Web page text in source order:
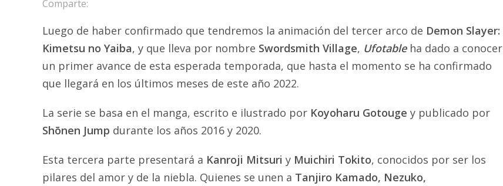
Comparte:
Luego de haber confirmado que tendremos la animación del tercer arco de Demon Slayer:
Kimetsu no Yaiba, y que lleva por nombre Swordsmith Village, Ufotableha dado a conocer
un primer avance de esta esperada temporada, que hasta el momento se ha confirmado
que llegará en los últimos meses de este año 2022.
La serie se basa en el manga, escrito e ilustrado por Koyoharu Gotouge y publicado por
Shōnen Jump durante los años 2016 y 2020.
Esta tercera parte presentará a Kanroji Mitsuri y Muichiri Tokito, conocidos por ser los
pilares del amor y de la niebla. Quienes se unen a Tanjiro Kamado, Nezuko,